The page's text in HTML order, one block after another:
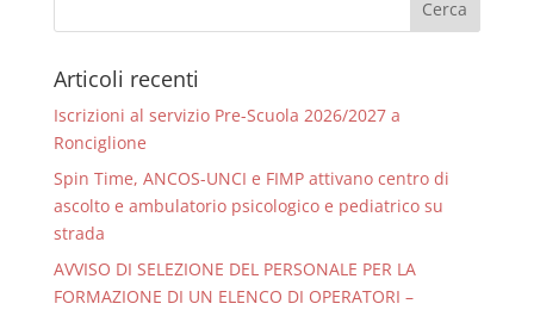
Articoli recenti
Iscrizioni al servizio Pre-Scuola 2026/2027 a
Ronciglione
Spin Time, ANCOS-UNCI e FIMP attivano centro di
ascolto e ambulatorio psicologico e pediatrico su
strada
AVVISO DI SELEZIONE DEL PERSONALE PER LA
FORMAZIONE DI UN ELENCO DI OPERATORI –